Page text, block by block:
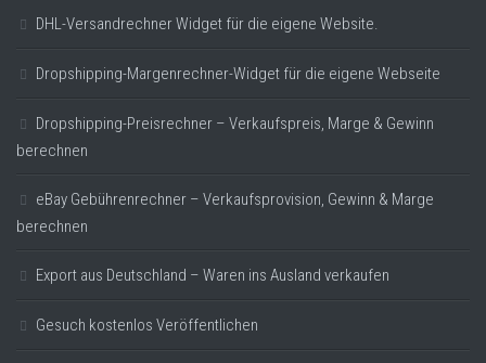
DHL-Versandrechner Widget für die eigene Website.
Dropshipping-Margenrechner-Widget für die eigene Webseite
Dropshipping-Preisrechner – Verkaufspreis, Marge & Gewinn
berechnen
eBay Gebührenrechner – Verkaufsprovision, Gewinn & Marge
berechnen
Export aus Deutschland – Waren ins Ausland verkaufen
Gesuch kostenlos Veröffentlichen